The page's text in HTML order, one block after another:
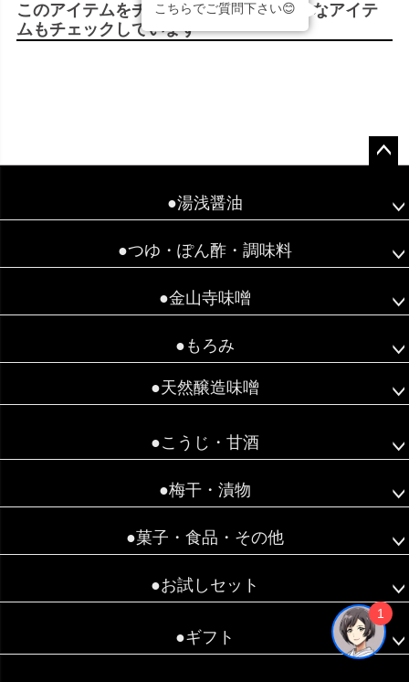
このアイテムをチェックした人は、こんなアイテ
ムもチェックしています
●湯浅醤油
●つゆ・ぽん酢・調味料
●金山寺味噌
●もろみ
●天然醸造味噌
●こうじ・甘酒
●梅干・漬物
●菓子・食品・その他
●お試しセット
●ギフト
こちらでご質問下さい😊
1